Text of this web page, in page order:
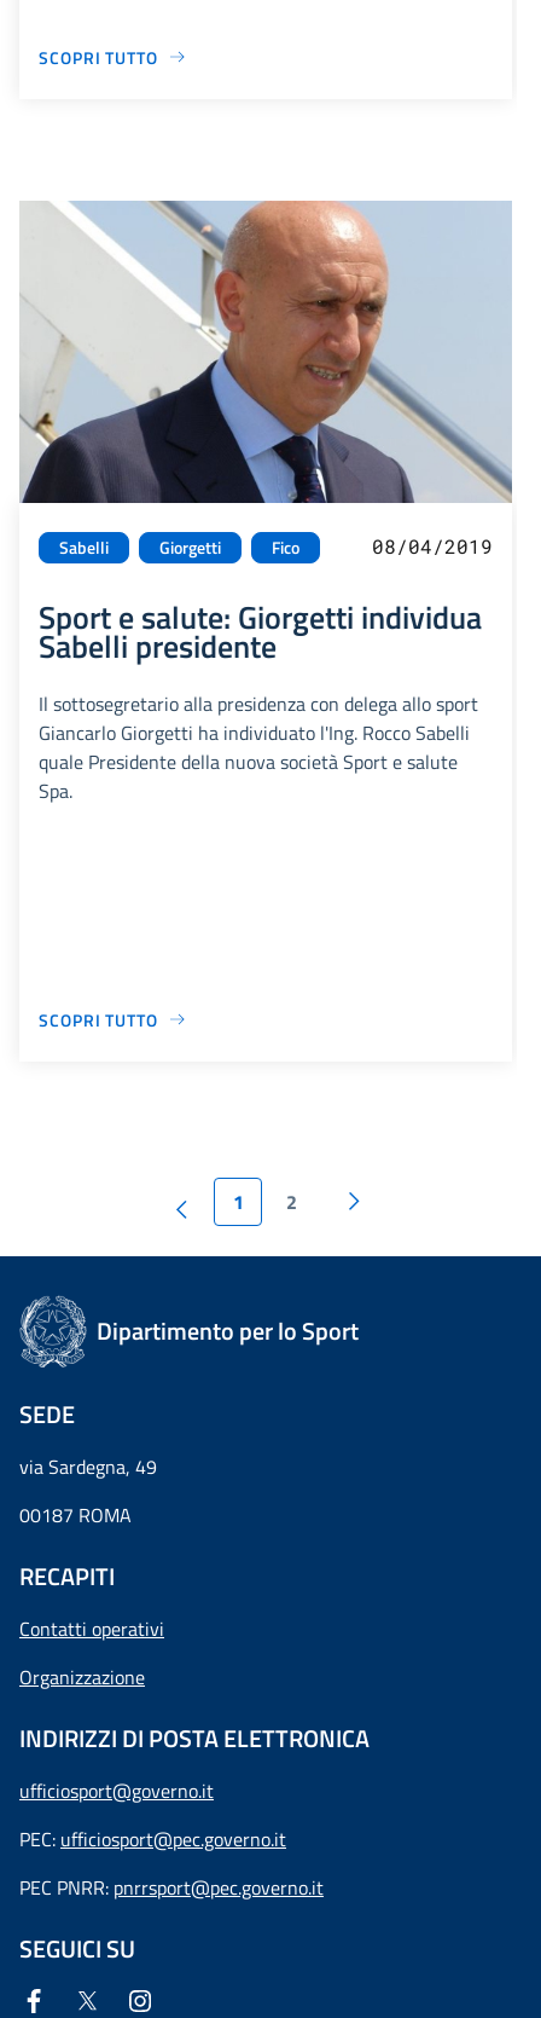
SCOPRI TUTTO
Sabelli Giorgetti Fico 08/04/2019
Sport e salute: Giorgetti individua
Sabelli presidente
Il sottosegretario alla presidenza con delega allo sport
Giancarlo Giorgetti ha individuato l'Ing. Rocco Sabelli
quale Presidente della nuova società Sport e salute
Spa.
SCOPRI TUTTO
1 2
Dipartimento per lo Sport
SEDE
via Sardegna, 49
00187 ROMA
RECAPITI
Contatti operativi
Organizzazione
INDIRIZZI DI POSTA ELETTRONICA
ufficiosport@governo.it
PEC: ufficiosport@pec.governo.it
PEC PNRR: pnrrsport@pec.governo.it
SEGUICI SU